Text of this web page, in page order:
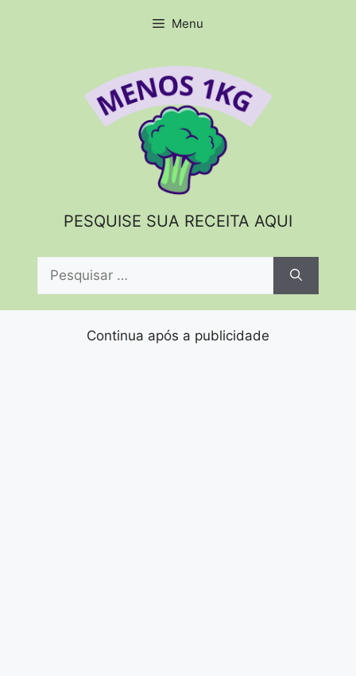
Menu
PESQUISE SUA RECEITA AQUI
Pesquisar
Continua após a publicidade